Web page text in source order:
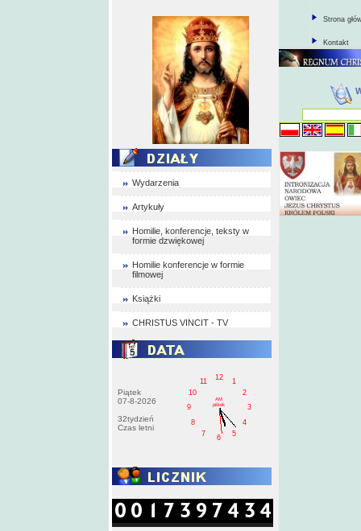
Wydarzenia
Artykuły
Homilie, konferencje, teksty w
formie dzwiękowej
Homilie konferencje w formie
filmowej
Książki
CHRISTUS VINCIT - TV
Piątek
07-8-2026
32tydzień
Czas letni
1
2
3
4
5
6
7
8
9
10
11
12
AM
pištek
Strona
Kontakt